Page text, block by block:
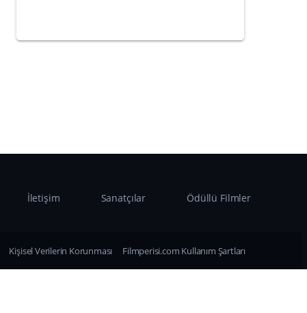
İletişim Sanatçılar Ödüllü Filmler
Kişisel Verilerin Korunması Filmperisi.com Kullanım Şartları